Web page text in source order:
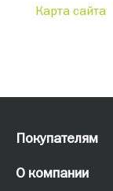
Карта сайта
Покупателям
О компании